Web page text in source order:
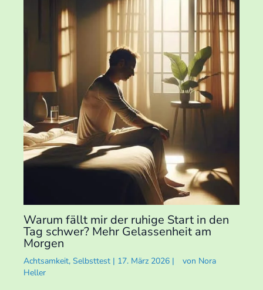
Warum fällt mir der ruhige Start in den
Tag schwer? Mehr Gelassenheit am
Morgen
Achtsamkeit, Selbsttest | 17. März 2026 | von Nora
Heller